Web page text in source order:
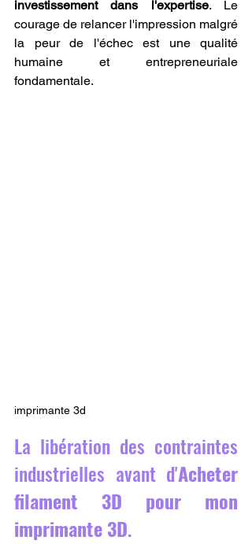
investissement dans l'expertise. Le
courage de relancer l'impression malgré
la peur de l'échec est une qualité
humaine et entrepreneuriale
fondamentale.
imprimante 3d
La libération des contraintes
industrielles avant d'Acheter
filament 3D pour mon
imprimante 3D.